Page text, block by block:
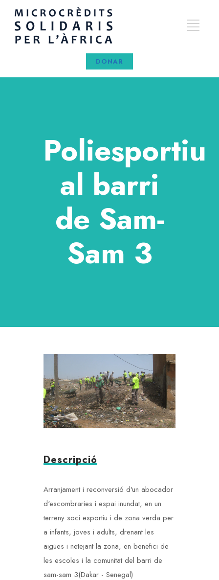
DONAR
Poliesportiu
al barri
de Sam-
Sam 3
Descripció
Arranjament i reconversió d'un abocador
d'escombraries i espai inundat, en un
terreny soci esportiu i de zona verda per
a infants, joves i adults, drenant les
aigües i netejant la zona, en benefici de
les escoles i la comunitat del barri de
sam-sam 3(Dakar - Senegal)